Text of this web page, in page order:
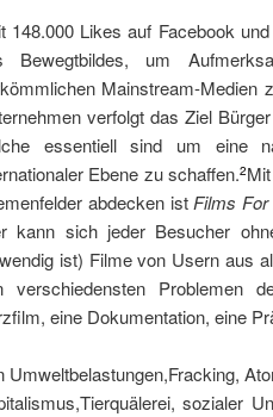
148.000 Likes auf Facebook
Bewegtbildes, um
Mainstream-Medien
verfolgt das Ziel
essentiell sind um eine
Ebene zu schaffen.2
abdecken ist Films
kann sich jeder Besucher
ist) Filme von Usern aus
verschiedensten Problemen
eine Dokumentation, eine
Umweltbelastungen,Fracking,
sozialer